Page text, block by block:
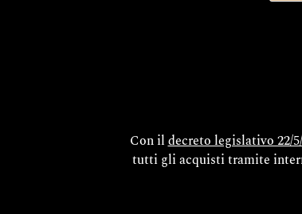
Con ildecreto legislativo 22/
tutti gli acquisti tramite